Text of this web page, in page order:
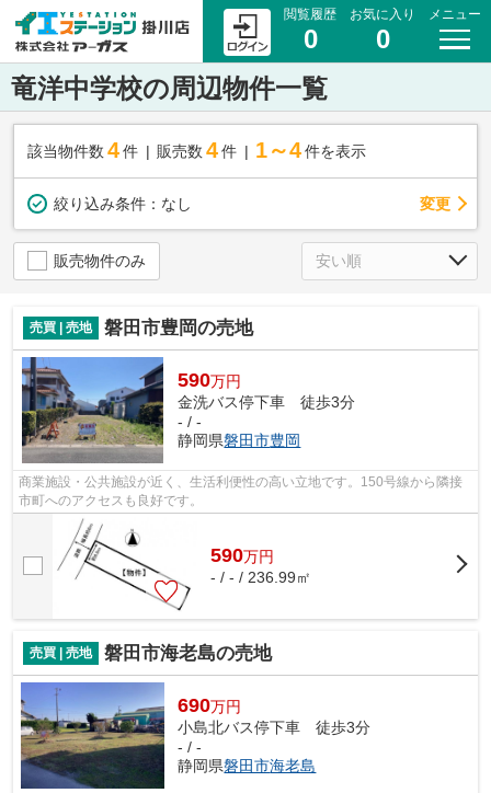
閲覧履歴
0
お気に入り
0
メニュー
竜洋中学校の周辺物件一覧
該当物件数 4件 販売数 4 件 1～4 件を表示
絞り込み条件： なし 変更
販売物件のみ
売買 | 売地 磐田市豊岡の売地
590万円
金洗バス停下車 徒歩3分
- / -
静岡県磐田市豊岡
商業施設・公共施設が近く、生活利便性の高い立地です。150号線から隣接
市町へのアクセスも良好です。
590万円
- / - / 236.99㎡
売買 | 売地 磐田市海老島の売地
690万円
小島北バス停下車 徒歩3分
- / -
静岡県磐田市海老島